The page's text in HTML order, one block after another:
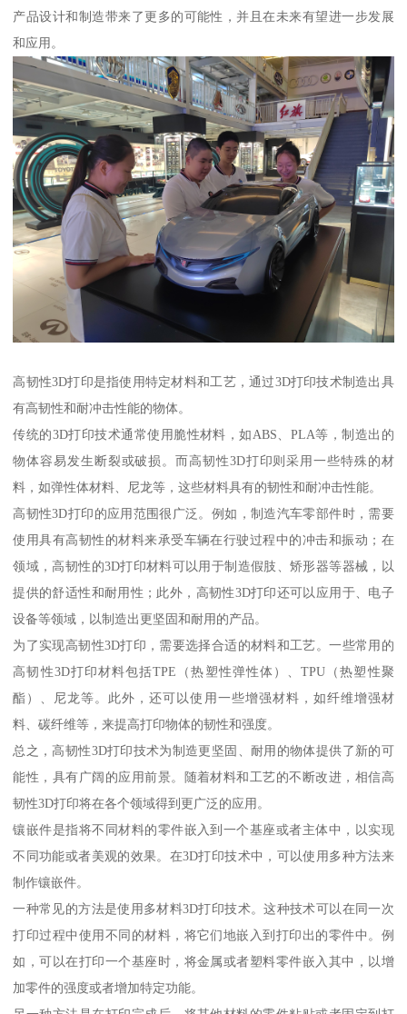
产品设计和制造带来了更多的可能性，并且在未来有望进一步发展
和应用。
高韧性3D打印是指使用特定材料和工艺，通过3D打印技术制造出具
有高韧性和耐冲击性能的物体。
传统的3D打印技术通常使用脆性材料，如ABS、PLA等，制造出的
物体容易发生断裂或破损。而高韧性3D打印则采用一些特殊的材
料，如弹性体材料、尼龙等，这些材料具有的韧性和耐冲击性能。
高韧性3D打印的应用范围很广泛。例如，制造汽车零部件时，需要
使用具有高韧性的材料来承受车辆在行驶过程中的冲击和振动；在
领域，高韧性的3D打印材料可以用于制造假肢、矫形器等器械，以
提供的舒适性和耐用性；此外，高韧性3D打印还可以应用于、电子
设备等领域，以制造出更坚固和耐用的产品。
为了实现高韧性3D打印，需要选择合适的材料和工艺。一些常用的
高韧性3D打印材料包括TPE（热塑性弹性体）、TPU（热塑性聚
酯）、尼龙等。此外，还可以使用一些增强材料，如纤维增强材
料、碳纤维等，来提高打印物体的韧性和强度。
总之，高韧性3D打印技术为制造更坚固、耐用的物体提供了新的可
能性，具有广阔的应用前景。随着材料和工艺的不断改进，相信高
韧性3D打印将在各个领域得到更广泛的应用。
镶嵌件是指将不同材料的零件嵌入到一个基座或者主体中，以实现
不同功能或者美观的效果。在3D打印技术中，可以使用多种方法来
制作镶嵌件。
一种常见的方法是使用多材料3D打印技术。这种技术可以在同一次
打印过程中使用不同的材料，将它们地嵌入到打印出的零件中。例
如，可以在打印一个基座时，将金属或者塑料零件嵌入其中，以增
加零件的强度或者增加特定功能。